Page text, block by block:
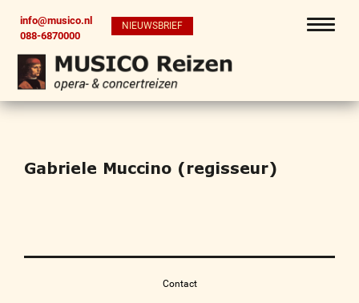
info@musico.nl
088-6870000
NIEUWSBRIEF
Gabriele Muccino (regisseur)
Contact